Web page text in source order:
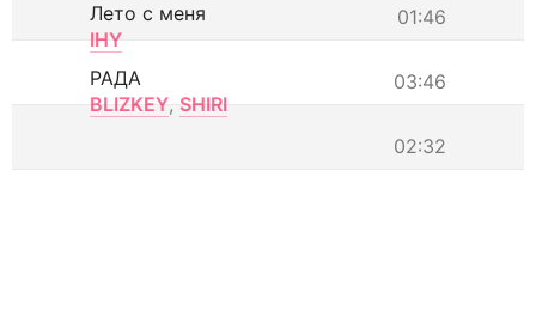
01:46
Лето с меня
IHY
03:46
РАДА
BLIZKEY, SHIRI
02:32